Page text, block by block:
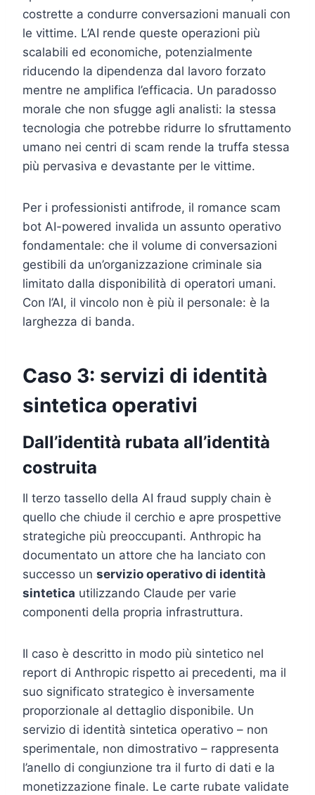
costrette a condurre conversazioni manuali con
le vittime. L’AI rende queste operazioni più
scalabili ed economiche, potenzialmente
riducendo la dipendenza dal lavoro forzato
mentre ne amplifica l’efficacia. Un paradosso
morale che non sfugge agli analisti: la stessa
tecnologia che potrebbe ridurre lo sfruttamento
umano nei centri di scam rende la truffa stessa
più pervasiva e devastante per le vittime.
Per i professionisti antifrode, il romance scam
bot AI-powered invalida un assunto operativo
fondamentale: che il volume di conversazioni
gestibili da un’organizzazione criminale sia
limitato dalla disponibilità di operatori umani.
Con l’AI, il vincolo non è più il personale: è la
larghezza di banda.
Caso 3: servizi di identità
sintetica operativi
Dall’identità rubata all’identità
costruita
Il terzo tassello della AI fraud supply chain è
quello che chiude il cerchio e apre prospettive
strategiche più preoccupanti. Anthropic ha
documentato un attore che ha lanciato con
successo un servizio operativo di identità
sintetica utilizzando Claude per varie
componenti della propria infrastruttura.
Il caso è descritto in modo più sintetico nel
report di Anthropic rispetto ai precedenti, ma il
suo significato strategico è inversamente
proporzionale al dettaglio disponibile. Un
servizio di identità sintetica operativo – non
sperimentale, non dimostrativo – rappresenta
l’anello di congiunzione tra il furto di dati e la
monetizzazione finale. Le carte rubate validate